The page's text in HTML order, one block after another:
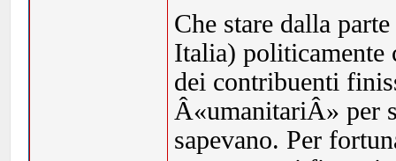
Che stare dalla
Italia) politicamente
dei contribuenti
Â«umanitariÂ» per
sapevano. Per